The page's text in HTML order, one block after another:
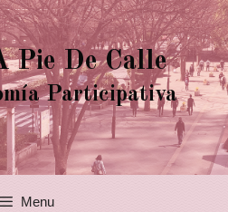
Pie De Calle
Participativa
Menu